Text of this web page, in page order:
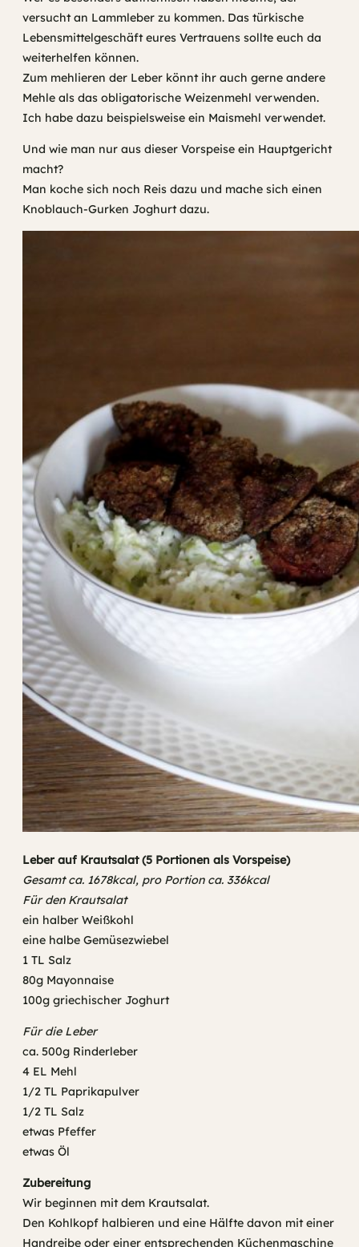
versucht an Lammleber zu kommen. Das türkische
Lebensmittelgeschäft eures Vertrauens sollte euch da
weiterhelfen können.
Zum mehlieren der Leber könnt ihr auch gerne andere
Mehle als das obligatorische Weizenmehl verwenden.
Ich habe dazu beispielsweise ein Maismehl verwendet.
Und wie man nur aus dieser Vorspeise ein Hauptgericht
macht?
Man koche sich noch Reis dazu und mache sich einen
Knoblauch-Gurken Joghurt dazu.
Leber auf Krautsalat (5 Portionen als Vorspeise)
Gesamt ca. 1678kcal, pro Portion ca. 336kcal
Für den Krautsalat
ein halber Weißkohl
eine halbe Gemüsezwiebel
1 TL Salz
80g Mayonnaise
100g griechischer Joghurt
Für die Leber
ca. 500g Rinderleber
4 EL Mehl
1/2 TL Paprikapulver
1/2 TL Salz
etwas Pfeffer
etwas Öl
Zubereitung
Wir beginnen mit dem Krautsalat.
Den Kohlkopf halbieren und eine Hälfte davon mit einer
Handreibe oder einer entsprechenden Küchenmaschine